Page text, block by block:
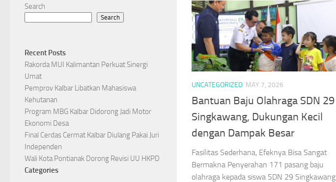
UNCATEGORIZED MAY 7, 2026
Bantuan Baju Olahraga SDN 29
Singkawang, Dukungan Kecil
dengan Dampak Besar
Fasilitas Sederhana, Efeknya Bisa Sangat
Bermakna Penyerahan 171 pasang baju
olahraga kepada siswa SDN 29 Singkawang
Search
Search
Recent Posts
Rakorda MUI Kalimantan Perkuat Sinergi
Umat
Pemprov Kalbar Libatkan Mahasiswa
Kehutanan
Program MBG Kalbar Didorong Jadi Motor
Ekonomi Desa
Final Cerdas Cermat Kalbar Diulang Pakai Juri
Independen
Wali Kota Pontianak Dorong Revisi UU HKPD
Categories